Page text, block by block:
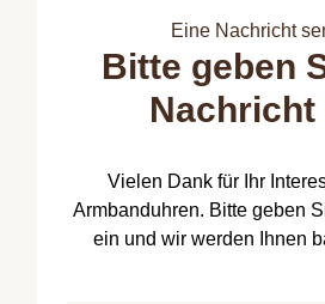
Eine Nachricht
Bitte geben
Nachricht
Vielen Dank für Ihr
Armbanduhren. Bitte geben
ein und wir werden Ihnen